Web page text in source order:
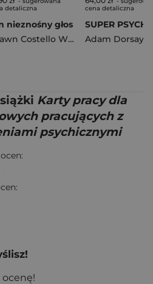
detaliczna
nieznośny głos
Shawn Costello Whooley
,Yates Holly
cena detaliczna
Adam Dorsay
Karty pracy dla
pracujących z
psychicznymi